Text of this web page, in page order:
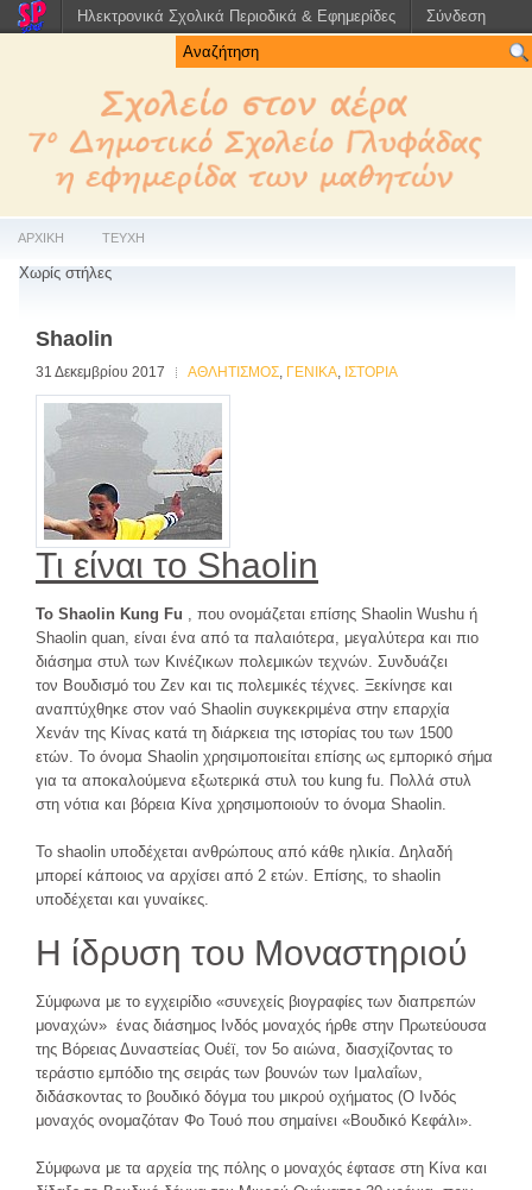
ΑΡΧΙΚΗ ΤΕΥΧΗ
Χωρίς στήλες
Shaolin
31 Δεκεμβρίου 2017 ΑΘΛΗΤΙΣΜΟΣ, ΓΕΝΙΚΑ, ΙΣΤΟΡΙΑ
Τι είναι το Shaolin
Το Shaolin Kung Fu , που ονομάζεται επίσης Shaolin Wushu ή
Shaolin quan, είναι ένα από τα παλαιότερα, μεγαλύτερα και πιο
διάσημα στυλ των Κινέζικων πολεμικών τεχνών. Συνδυάζει
τον Βουδισμό του Ζεν και τις πολεμικές τέχνες. Ξεκίνησε και
αναπτύχθηκε στον ναό Shaolin συγκεκριμένα στην επαρχία
Χενάν της Κίνας κατά τη διάρκεια της ιστορίας του των 1500
ετών. Το όνομα Shaolin χρησιμοποιείται επίσης ως εμπορικό σήμα
για τα αποκαλούμενα εξωτερικά στυλ του kung fu. Πολλά στυλ
στη νότια και βόρεια Κίνα χρησιμοποιούν το όνομα Shaolin.
Το shaolin υποδέχεται ανθρώπους από κάθε ηλικία. Δηλαδή
μπορεί κάποιος να αρχίσει από 2 ετών. Επίσης, το shaolin
υποδέχεται και γυναίκες.
Η ίδρυση του Μοναστηριού
Σύμφωνα με το εγχειρίδιο «συνεχείς βιογραφίες των διαπρεπών
μοναχών» ένας διάσημος Ινδός μοναχός ήρθε στην Πρωτεύουσα
της Βόρειας Δυναστείας Ουέϊ, τον 5ο αιώνα, διασχίζοντας το
τεράστιο εμπόδιο της σειράς των βουνών των Ιμαλαΐων,
διδάσκοντας το βουδικό δόγμα του μικρού οχήματος (Ο Ινδός
μοναχός ονομαζόταν Φο Τουό που σημαίνει «Βουδικό Κεφάλι».
Σύμφωνα με τα αρχεία της πόλης ο μοναχός έφτασε στη Κίνα και
Ηλεκτρονικά Σχολικά Περιοδικά & Εφημερίδες Σύνδεση